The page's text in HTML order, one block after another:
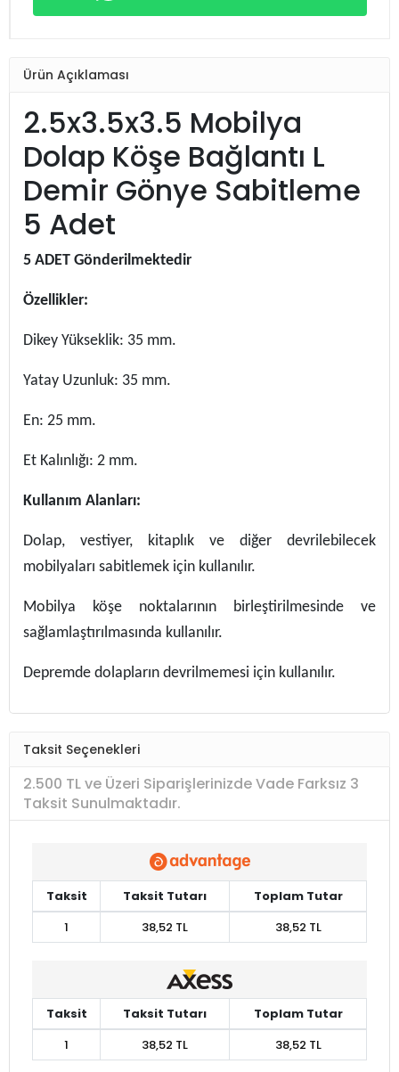
Ürün Açıklaması
2.5x3.5x3.5 Mobilya
Dolap Köşe Bağlantı L
Demir Gönye Sabitleme
5 Adet
5 ADET Gönderilmektedir
Özellikler:
Dikey Yükseklik: 35 mm.
Yatay Uzunluk: 35 mm.
En: 25 mm.
Et Kalınlığı: 2 mm.
Kullanım Alanları:
Dolap, vestiyer, kitaplık ve diğer devrilebilecek
mobilyaları sabitlemek için kullanılır.
Mobilya köşe noktalarının birleştirilmesinde ve
sağlamlaştırılmasında kullanılır.
Depremde dolapların devrilmemesi için kullanılır.
Taksit Seçenekleri
2.500 TL ve Üzeri Siparişlerinizde Vade Farksız 3
Taksit Sunulmaktadır.
Taksit Taksit Tutarı
Toplam Tutar
1
38,52 TL 38,52 TL
Taksit Taksit Tutarı
Toplam Tutar
1
38,52 TL 38,52 TL